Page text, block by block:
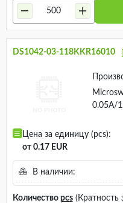
DS1042-03-118KKR16010
0.05A/
Цена за единицу (pcs):
от 0.17 EUR
В наличии:
Количество pcs(Кратность